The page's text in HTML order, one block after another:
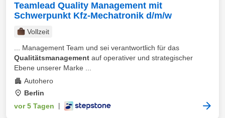
Teamlead Quality Management mit
Schwerpunkt Kfz-Mechatronik d/m/w
Vollzeit
... Management Team und sei verantwortlich für das
Qualitätsmanagement auf operativer und strategischer
Ebene unserer Marke ...
Autohero
Berlin
vor 5 Tagen